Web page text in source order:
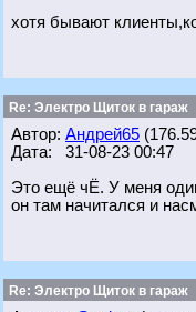
хотя бывают
Re: Электро Щиток в гараж
Автор: Андрей65
Дата: 31-08-23 00:47
Это ещё чЁ. У меня
он там начитался и
Re: Электро Щиток в гараж